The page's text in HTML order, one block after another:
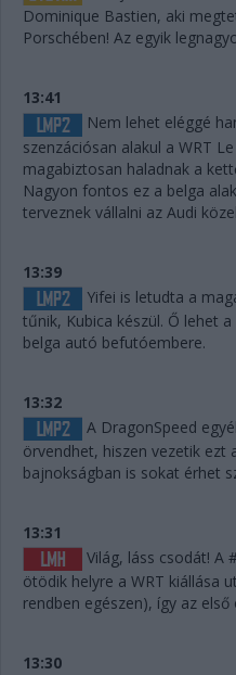
Dominique Bastien, aki
Porschében! Az egyik
13:41
Nem lehet eléggé
szenzációsan alakul a WRT
magabiztosan haladnak a
Nagyon fontos ez a belga
terveznek vállalni az Audi
13:39
Yifei is letudta a
tűnik, Kubica készül. Ő lehet
belga autó befutóembere.
13:32
A DragonSpeed
örvendhet, hiszen vezetik ezt
bajnokságban is sokat érhet
13:31
Világ, láss csodát! A
ötödik helyre a WRT kiállása
rendben egészen), így az
13:30